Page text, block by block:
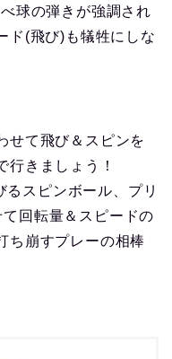
球の弾きが強調され
ド(飛び)も犠牲にしな
せて飛び＆スピンを
行きましょう！
スピンボール、プリ
回転量＆スピードの
ち崩すプレーの相棒